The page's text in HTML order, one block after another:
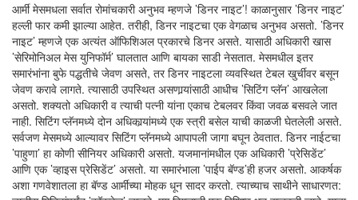
आर्मी मेसमधला सर्वात रोमांचकारी अनुभव म्हणजे ’डिनर नाइट’! काळानुसार ’डिनर नाइट’
हल्ली फार कमी झाल्या आहेत. तरीही, डिनर नाइटचा एक वेगळाच अनुभव असतो. ’डिनर
नाइट’ म्हणजे एक अत्यंत ऑफिशिअल प्रकारचे डिनर असते. यासाठी अधिकारी खास
’सेरिमोनिअल मेस युनिफॉर्म’ घालतात आणि बायका साडी नेसतात. मेसमधील इतर
समारंभांना बुफे पद्धतीचे जेवण असते, तर डिनर नाइटला व्यवस्थित टेबल खुर्चीवर बसून
जेवण करावे लागते. त्यासाठी उपस्थित असणार्‍यांसाठी आधीच ’सिटिंग प्लॅन’ आखलेला
असतो. शक्यतो अधिकारी व त्याची पत्नी यांना एकाच टेबलवर किंवा जवळ बसवले जात
नाही. सिटिंग प्लॅनमध्ये दोन अधिकार्‍यांमध्ये एक स्त्री बसेल याची काळजी घेतलेली असते.
सर्वजण मेसमध्ये आल्यावर सिटिंग प्लॅनमध्ये आपापली जागा बघून ठेवतात. डिनर नाईटचा
’पाहुणा’ हा कोणी सीनियर अधिकारी असतो. यजमानांमधील एक अधिकारी ’प्रेसिडेंट’
आणि एक ’व्हाइस प्रेसिडेंट’ असतो. या समारंभाला ’पाईप बॅण्ड’ही हजर असतो. आकर्षक
अशा गणवेशातला हा बॅण्ड आर्मीच्या मोहक धून सादर करतो. त्याच्याच साथीने साधारणत: